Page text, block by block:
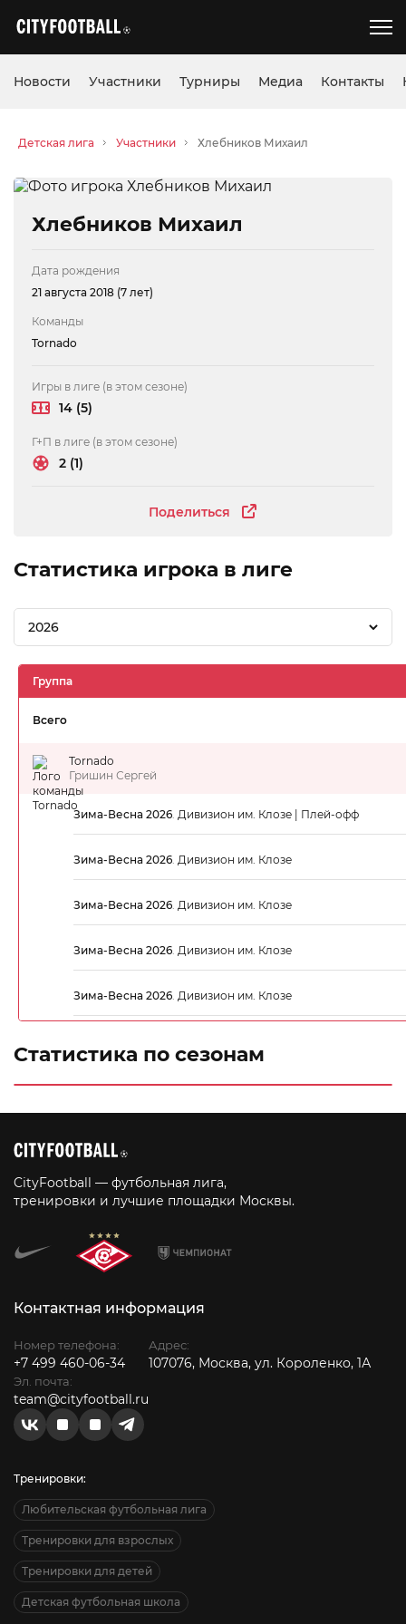
Новости Участники Турниры Медиа Контакты
Детская лига Участники Хлебников Михаил
Хлебников Михаил
Поделиться
Дата рождения
21 августа 2018 (7 лет)
Команды
Tornado
Игры в лиге (в этом сезоне)
14 (5)
Г+П в лиге (в этом сезоне)
2 (1)
Статистика игрока в лиге
2026
Группа
Всего
Tornado
Гришин Сергей
Зима-Весна 2026. Дивизион им. Клозе | Плей-офф
Зима-Весна 2026. Дивизион им. Клозе
Зима-Весна 2026. Дивизион им. Клозе
Зима-Весна 2026. Дивизион им. Клозе
Зима-Весна 2026. Дивизион им. Клозе
Статистика по сезонам
CityFootball — футбольная лига,
тренировки и лучшие площадки Москвы.
Контактная информация
Номер телефона:
+7 499 460-06-34
Эл. почта:
team@cityfootball.ru
Адрес:
107076, Москва, ул. Короленко, 1А
Тренировки:
Любительская футбольная лига
Тренировки для взрослых
Тренировки для детей
Детская футбольная школа